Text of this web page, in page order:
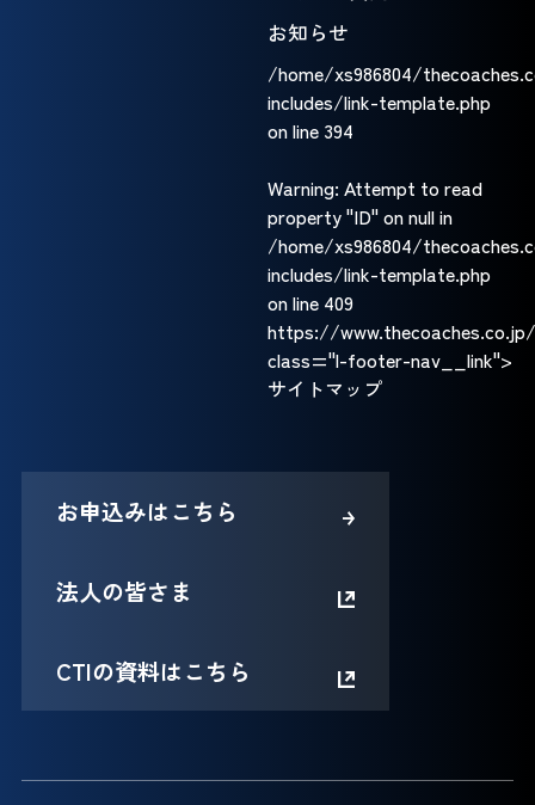
お知らせ
/home/xs986804/
includes/link-template.php
on line 394
Warning: Attempt to read
property "ID" on null in
/home/xs986804/
includes/link-template.php
on line 409
https://
class="l-footer-nav__link">
サイトマップ
お申込みはこちら
法人の皆さま
CTIの資料はこちら